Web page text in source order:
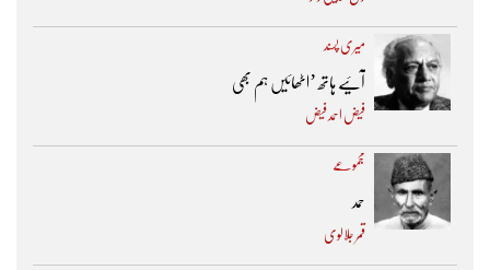
میری پسند
آئیے ہاتھ ’اٹھائیں ہم بھی
فیض احمد فیض
مجموعے
حمد
قمر جلالوی